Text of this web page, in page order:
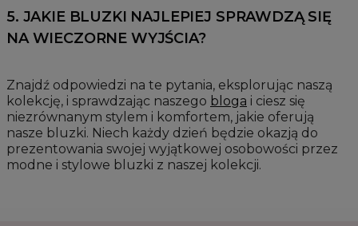
5. JAKIE BLUZKI NAJLEPIEJ SPRAWDZĄ SIĘ
NA WIECZORNE WYJŚCIA?
Znajdź odpowiedzi na te pytania, eksplorując naszą
kolekcję, i sprawdzając naszego bloga i ciesz się
niezrównanym stylem i komfortem, jakie oferują
nasze bluzki. Niech każdy dzień będzie okazją do
prezentowania swojej wyjątkowej osobowości przez
modne i stylowe bluzki z naszej kolekcji.